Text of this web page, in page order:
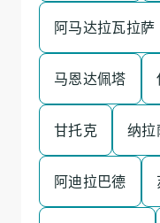
阿马达拉瓦拉萨
马恩达佩塔
甘托克 纳拉
阿迪拉巴德